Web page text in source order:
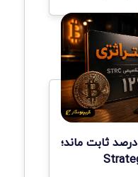
سود سهام STRC روی ۱۲ درصد ثابت ماند؛